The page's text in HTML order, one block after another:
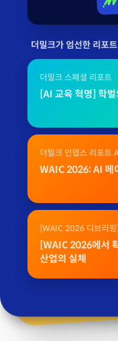
더밀크가 엄선한 리포트
더밀크 스페셜 리포트
[AI 교육 혁명] 학
더밀크 인뎁스 리포트
WAIC 2026: AI 메
[WAIC 2026 디브리
[WAIC 2026에서
산업의 실체